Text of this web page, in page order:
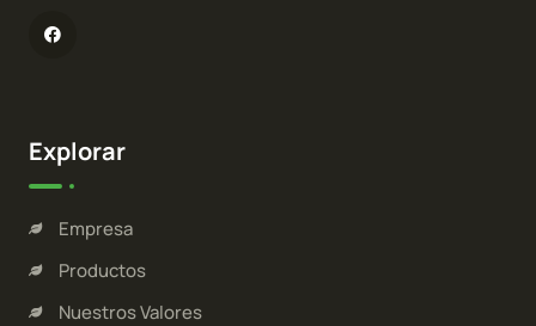
Explorar
Empresa
Productos
Nuestros Valores